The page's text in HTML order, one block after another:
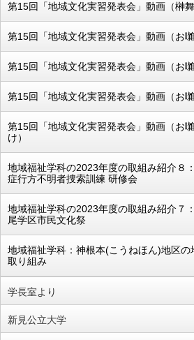
学長室より
新見公立大学
第15回「地域文化実習発表会」動画（榊舞
第15回「地域文化実習発表会」動画（お囃
第15回「地域文化実習発表会」動画（お囃
第15回「地域文化実習発表会」動画（お囃
第15回「地域文化実習発表会」動画（お
け）
地域福祉学科の2023年度の取組み紹介８
症行方不明者捜索訓練 研修会
地域福祉学科の2023年度の取組み紹介
尾学区市民文化祭
地域福祉学科：神根本(こうねほん)地区の
取り組み